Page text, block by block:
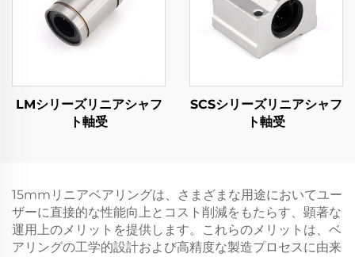
LMシリーズリニアシャフ
ト軸受
SCSシリーズリニアシャフ
ト軸受
15mmリニアベアリングは、さまざまな用途においてユー
ザーに直接的な性能向上とコスト削減をもたらす、顕著な
運用上のメリットを提供します。これらのメリットは、ベ
アリングの工学的設計および高精度な製造プロセスに由来